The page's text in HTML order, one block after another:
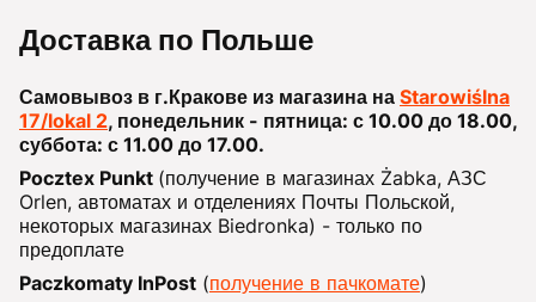
Доставка по Польше
Самовывоз в г.Кракове из магазина на Starowiślna
17/lokal 2, понедельник - пятница: с 10.00 до 18.00,
суббота: с 11.00 до 17.00.
Pocztex Punkt (получение в магазинах Żabka, АЗС
Orlen, автоматах и отделениях Почты Польской,
некоторых магазинах Biedronka) - только по
предоплате
Paczkomaty InPost (получение в пачкомате)